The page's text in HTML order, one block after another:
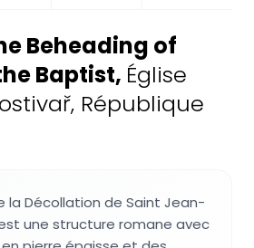
Beheading of
Baptist, Église
République
la Décollation de Saint Jean-
une structure romane avec